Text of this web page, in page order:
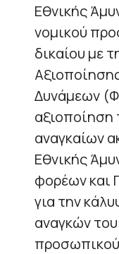
Εθνικής
νομικού
δικαίου με
Δυνάμεων
αξιοποίηση
αναγκαίων
Εθνικής
φορέων και
για την
αναγκών